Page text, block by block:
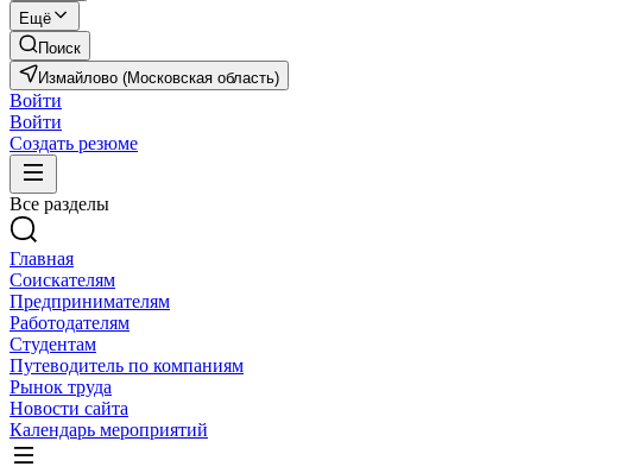
Ещё
Поиск
Измайлово (Московская область)
Войти
Войти
Создать резюме
Все разделы
Главная
Соискателям
Предпринимателям
Работодателям
Студентам
Путеводитель по компаниям
Рынок труда
Новости сайта
Календарь мероприятий